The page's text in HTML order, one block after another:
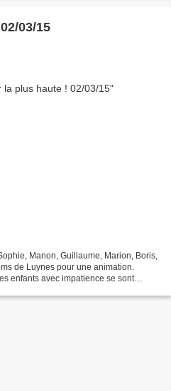
03/15
Manon, Guillaume, Marion, Boris,
de Luynes pour une animation.
enfants avec impatience se sont